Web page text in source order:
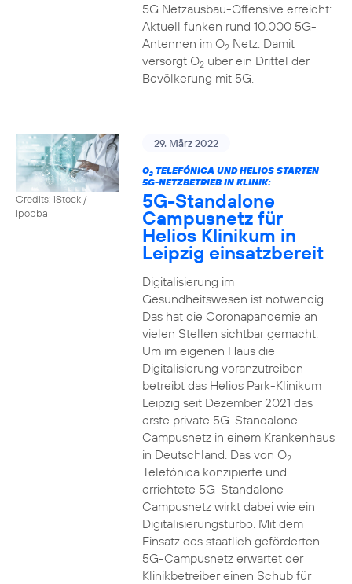
5G Netzausbau-Offensive erreicht:
Aktuell funken rund 10.000 5G-
Antennen im O2Netz. Damit
versorgt O2über ein Drittel der
Bevölkerung mit 5G.
Credits: iStock /
ipopba
29. März 2022
O2TELEFÓNICA UND HELIOS STARTEN
5G-NETZBETRIEB IN KLINIK:
5G-Standalone
Campusnetz für
Helios Klinikum in
Leipzig einsatzbereit
Digitalisierung im
Gesundheitswesen ist notwendig.
Das hat die Coronapandemie an
vielen Stellen sichtbar gemacht.
Um im eigenen Haus die
Digitalisierung voranzutreiben
betreibt das Helios Park-Klinikum
Leipzig seit Dezember 2021 das
erste private 5G-Standalone-
Campusnetz in einem Krankenhaus
in Deutschland. Das von O2
Telefónica konzipierte und
errichtete 5G-Standalone
Campusnetz wirkt dabei wie ein
Digitalisierungsturbo. Mit dem
Einsatz des staatlich geförderten
5G-Campusnetz erwartet der
Klinikbetreiber einen Schub für